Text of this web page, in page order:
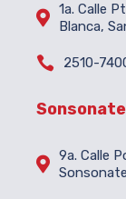
 1a. Calle
Blanca,
 2510-
Sonsonate
 9a. Calle